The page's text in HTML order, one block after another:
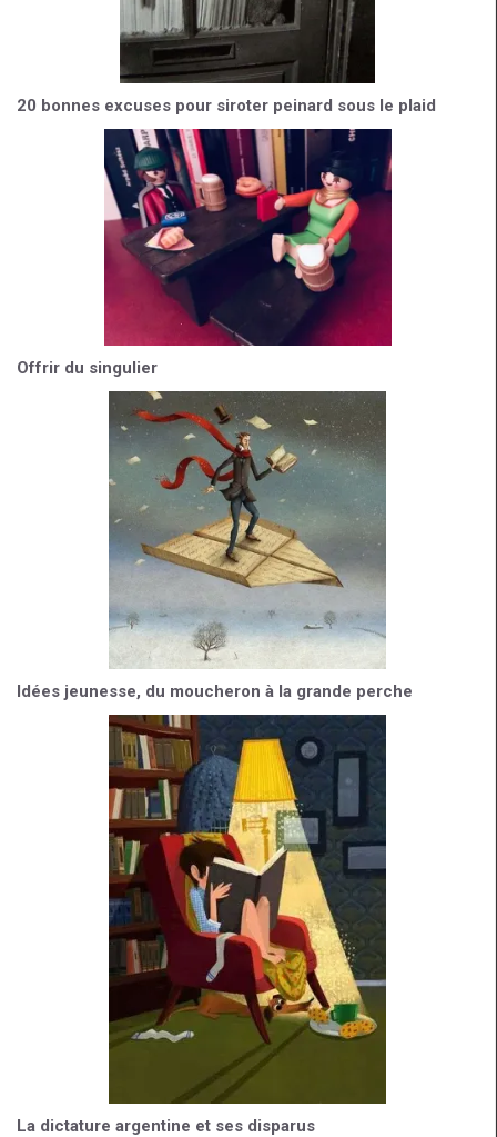
20 bonnes excuses pour siroter peinard sous le plaid
Offrir du singulier
Idées jeunesse, du moucheron à la grande perche
La dictature argentine et ses disparus